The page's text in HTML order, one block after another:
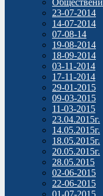
23-07-2014
14-07-2014
07-08-14
19-08-2014
18-09-2014
03-11-2014
17-11-2014
29-01-2015
09-03-2015
11-03-2015
23.04.2015г.
14.05.2015г.
18.05.2015г.
20.05.2015г.
28.05.2015
02-06-2015
22-06-2015
01-07-2015